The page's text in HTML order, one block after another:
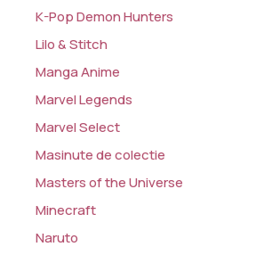
K-Pop Demon Hunters
Lilo & Stitch
Manga Anime
Marvel Legends
Marvel Select
Masinute de colectie
Masters of the Universe
Minecraft
Naruto